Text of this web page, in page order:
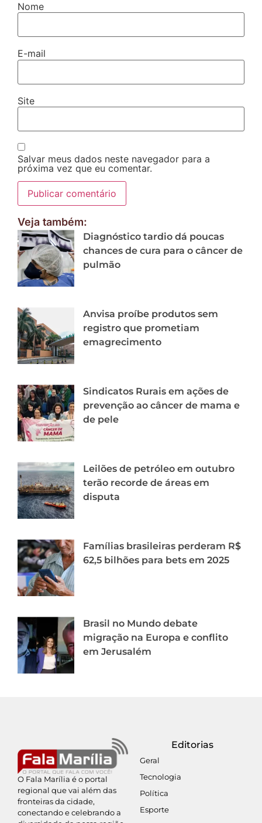
Nome
E-mail
Site
Salvar meus dados neste navegador para a
próxima vez que eu comentar.
Veja também:
Diagnóstico tardio dá poucas
chances de cura para o câncer de
pulmão
Anvisa proíbe produtos sem
registro que prometiam
emagrecimento
Sindicatos Rurais em ações de
prevenção ao câncer de mama e
de pele
Leilões de petróleo em outubro
terão recorde de áreas em
disputa
Famílias brasileiras perderam R$
62,5 bilhões para bets em 2025
Brasil no Mundo debate
migração na Europa e conflito
em Jerusalém
O Fala Marília é o portal
regional que vai além das
fronteiras da cidade,
conectando e celebrando a
Editorias
Geral
Tecnologia
Política
Esporte